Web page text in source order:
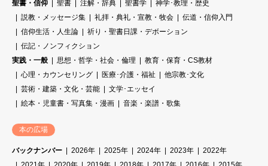
聖書・信仰
聖書 注解・辞典 聖書学
神学･教理・歴史
説教・メッセージ集
礼拝・典礼・宣教・牧会
伝道・信仰入門
信仰生活・人生論
祈り・聖書日課・デボーション
伝記・ノンフィクション
実践・一般
思想・哲学・社会・倫理
教育・保育・CS教材
心理・カウンセリング
医療･介護・福祉
他宗教･文化
芸術・建築・文化・芸能
文学･エッセイ
絵本・児童書・写真集・漫画
音楽・楽譜・歌集
本の広場
バックナンバー 2026年 2025年 2024年 2023年
2022年